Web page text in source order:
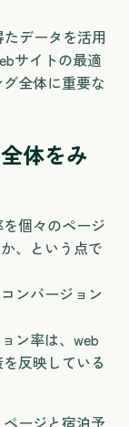
データを活用
サイトの最適
全体に重要な
体をみ
個々のページ
、という点で
ンバージョン
ン率は、web
反映している
ージと宿泊予